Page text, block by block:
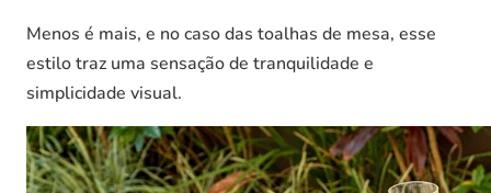
Menos é mais, e no caso das toalhas de mesa, esse
estilo traz uma sensação de tranquilidade e
simplicidade visual.